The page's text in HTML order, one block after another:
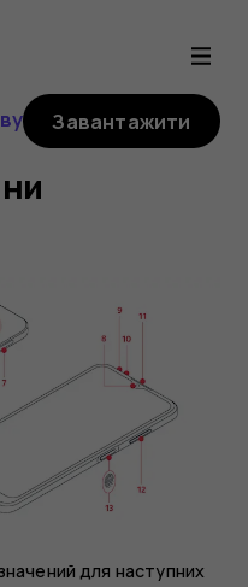
Завантажити
для наступних